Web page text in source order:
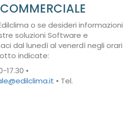
o se desideri informazioni
soluzioni Software e
dal lunedì al venerdì negli orari
indicate:
17.30 •
• Tel.